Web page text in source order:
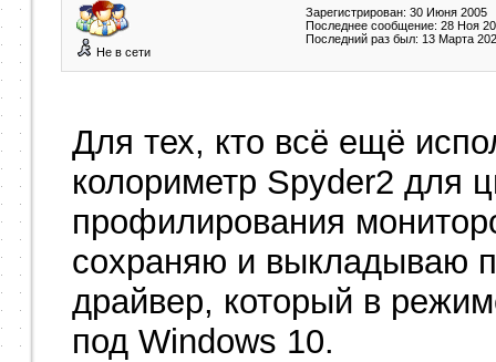
Не в сети
Зарегистрирован: 30 Июня 2005
Последнее сообщение: 28 Ноя
Последний раз был: 13 Марта
Для тех, кто всё ещё
колориметр Spyder2 для
профилирования
сохраняю и выкладываю
драйвер, который в
под Windows 10.